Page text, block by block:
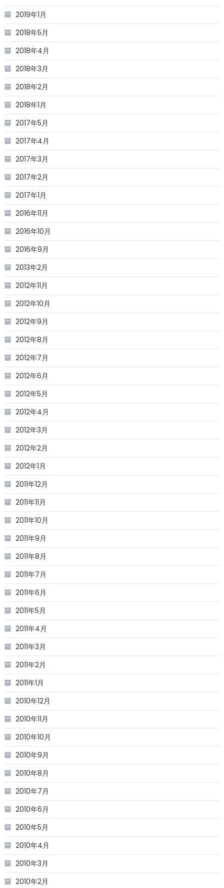
2019年1月
2018年5月
2018年4月
2018年3月
2018年2月
2018年1月
2017年5月
2017年4月
2017年3月
2017年2月
2017年1月
2016年11月
2016年10月
2016年9月
2013年2月
2012年11月
2012年10月
2012年9月
2012年8月
2012年7月
2012年6月
2012年5月
2012年4月
2012年3月
2012年2月
2012年1月
2011年12月
2011年11月
2011年10月
2011年9月
2011年8月
2011年7月
2011年6月
2011年5月
2011年4月
2011年3月
2011年2月
2011年1月
2010年12月
2010年11月
2010年10月
2010年9月
2010年8月
2010年7月
2010年6月
2010年5月
2010年4月
2010年3月
2010年2月